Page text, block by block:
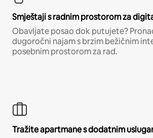
Smještaji s radnim prostorom za
Obavljate posao dok putujete?
dugoročni najam s brzim bežičnim
posebnim prostorom za rad.
Tražite apartmane s dodatnim